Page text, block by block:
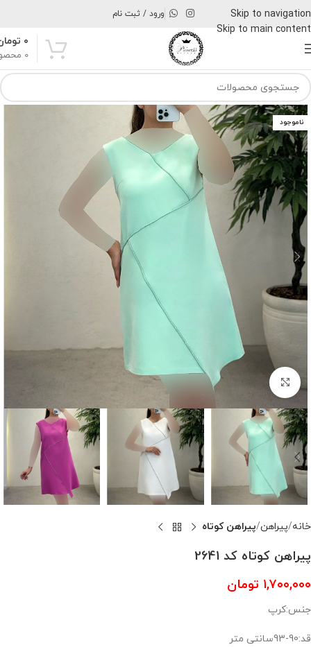
Skip to navigation
Skip to main content
ورود / ثبت نام
0
۰
ناموجود
بزرگنمایی تصویر
خانه پیراهن پیراهن کوتاه
پیراهن کوتاه کد 2641
۱,۷۰۰,۰۰۰ تومان
جنس:کرپ
قد:90-93سانتی متر